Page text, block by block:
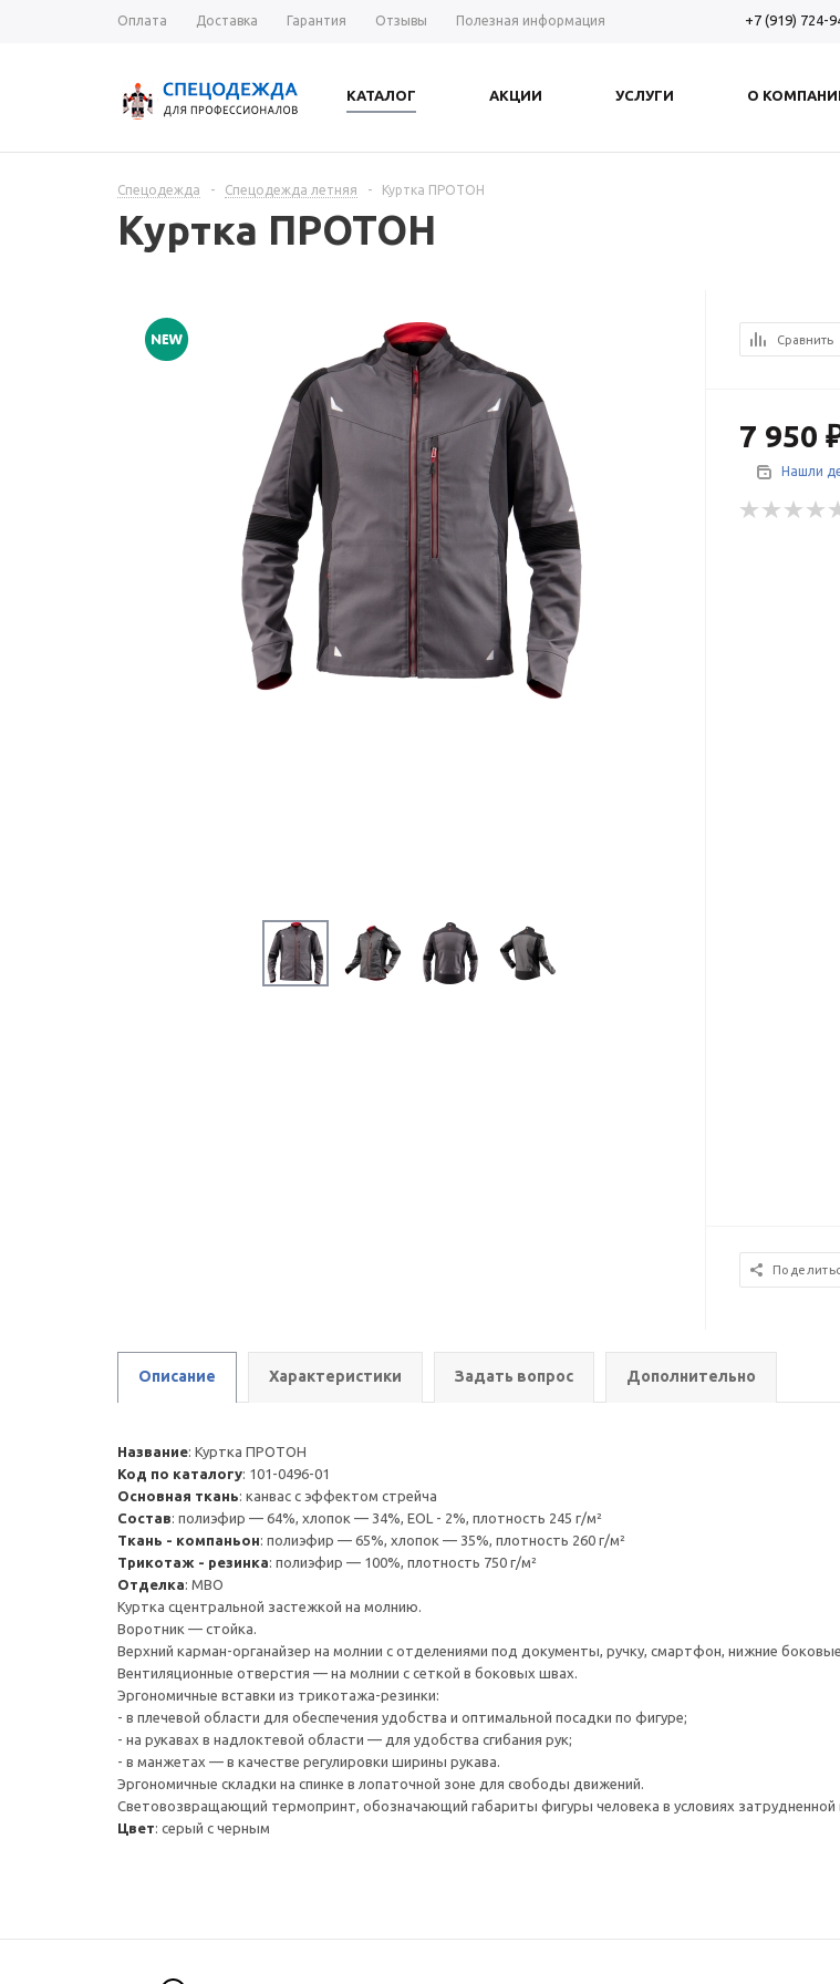
Оплата Доставка Гарантия Отзывы Полезная информация +7 (919) 724-
КАТАЛОГ АКЦИИ УСЛУГИ О
Спецодежда - Спецодежда летняя - Куртка ПРОТОН
Куртка ПРОТОН
Сравнить
7 950
Нашли
Описание Характеристики Задать вопрос Дополнительно
Название: Куртка ПРОТОН
Код по каталогу: 101-0496-01
Основная ткань: канвас с эффектом стрейча
Состав: полиэфир — 64%, хлопок — 34%, EOL - 2%, плотность 245 г/м²
Ткань - компаньон: полиэфир — 65%, хлопок — 35%, плотность 260 г/м²
Трикотаж - резинка: полиэфир — 100%, плотность 750 г/м²
Отделка: МВО
Куртка сцентральной застежкой на молнию.
Воротник — стойка.
Верхний карман-органайзер на молнии с отделениями под документы, ручку, смартфон, нижние
Вентиляционные отверстия — на молнии с сеткой в боковых швах.
Эргономичные вставки из трикотажа-резинки:
- в плечевой области для обеспечения удобства и оптимальной посадки по фигуре;
- на рукавах в надлоктевой области — для удобства сгибания рук;
- в манжетах — в качестве регулировки ширины рукава.
Эргономичные складки на спинке в лопаточной зоне для свободы движений.
Световозвращающий термопринт, обозначающий габариты фигуры человека в условиях затрудненной
Цвет: серый с черным